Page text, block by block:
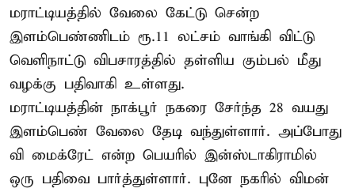
மராட்டியத்தில் வேலை கேட்டு சென்ற
இளம்பெண்ணிடம் ரூ.11 லட்சம் வாங்கி விட்டு
வெளிநாட்டு விபசாரத்தில் தள்ளிய கும்பல் மீது
வழக்கு பதிவாகி உள்ளது.
மராட்டியத்தின் நாக்பூர் நகரை சேர்ந்த 28 வயது
இளம்பெண் வேலை தேடி வந்துள்ளார். அப்போது
வி மைக்ரேட் என்ற பெயரில் இன்ஸ்டாகிராமில்
ஒரு பதிவை பார்த்துள்ளார். புனே நகரில் விமன்